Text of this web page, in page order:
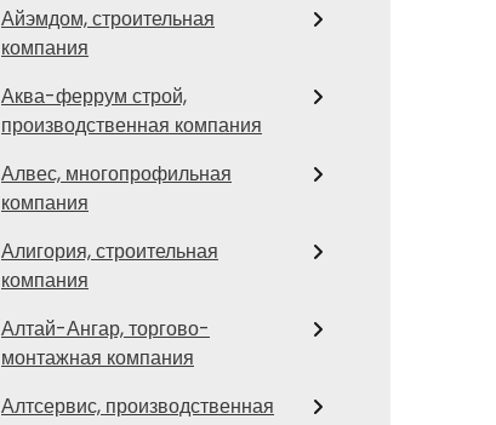
Айэмдом, строительная
компания
Аква-феррум строй,
производственная компания
Алвес, многопрофильная
компания
Алигория, строительная
компания
Алтай-Ангар, торгово-
монтажная компания
Алтсервис, производственная